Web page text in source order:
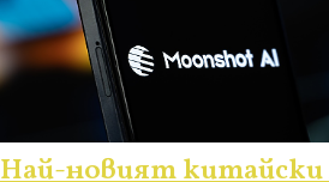
Най-новият китайски